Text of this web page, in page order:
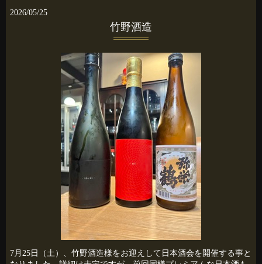
2026/05/25
竹野酒造
7月25日（土）、竹野酒造様をお迎えして日本酒会を開催する事と